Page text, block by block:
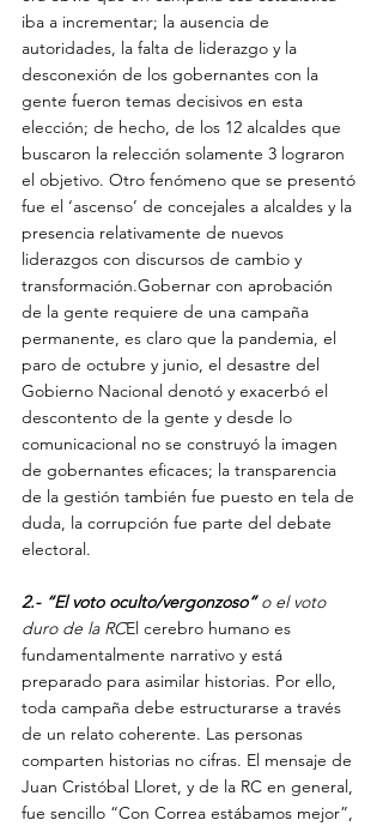
iba a incrementar; la ausencia de
autoridades, la falta de liderazgo y la
desconexión de los gobernantes con la
gente fueron temas decisivos en esta
elección; de hecho, de los 12 alcaldes que
buscaron la relección solamente 3 lograron
el objetivo. Otro fenómeno que se presentó
fue el ‘ascenso’ de concejales a alcaldes y la
presencia relativamente de nuevos
liderazgos con discursos de cambio y
transformación.Gobernar con aprobación
de la gente requiere de una campaña
permanente, es claro que la pandemia, el
paro de octubre y junio, el desastre del
Gobierno Nacional denotó y exacerbó el
descontento de la gente y desde lo
comunicacional no se construyó la imagen
de gobernantes eficaces; la transparencia
de la gestión también fue puesto en tela de
duda, la corrupción fue parte del debate
electoral.
2.- “El voto oculto/vergonzoso” o el voto
duro de la RCEl cerebro humano es
fundamentalmente narrativo y está
preparado para asimilar historias. Por ello,
toda campaña debe estructurarse a través
de un relato coherente. Las personas
comparten historias no cifras. El mensaje de
Juan Cristóbal Lloret, y de la RC en general,
fue sencillo “Con Correa estábamos mejor”,